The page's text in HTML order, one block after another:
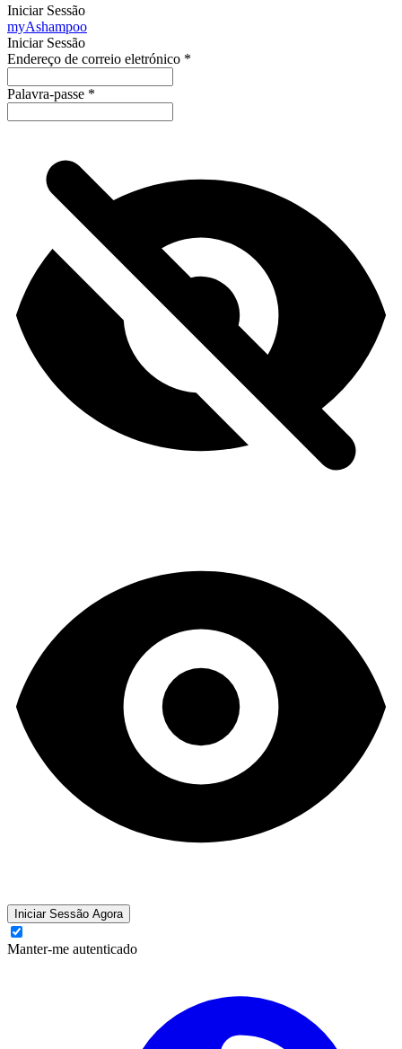
Iniciar Sessão
myAshampoo
Iniciar Sessão
Endereço de correio eletrónico *
Palavra-passe *
Iniciar Sessão Agora
Manter-me autenticado